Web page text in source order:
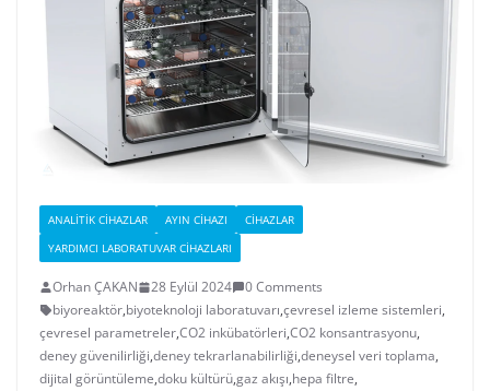
ANALITIK CIHAZLAR AYIN CIHAZI
CIHAZLAR
YARDIMCI LABORATUVAR CIHAZLARI
Orhan ÇAKAN 28 Eylül 2024
0 Comments
biyoreaktör,biyoteknoloji laboratuvarı,çevresel izleme sistemleri,
çevresel parametreler,CO2 inkübatörleri,CO2 konsantrasyonu,
deney güvenilirliği,deney tekrarlanabilirliği,deneysel veri toplama,
dijital görüntüleme,doku kültürü,gaz akışı,hepa filtre,